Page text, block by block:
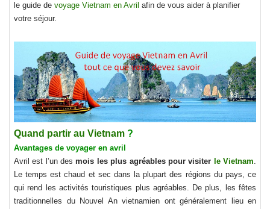
le guide de voyage Vietnam en Avril afin de vous aider à planifier
votre séjour.
Quand partir au Vietnam ?
Avantages de voyager en avril
Avril est l’un desmois les plus agréables pour visiter le Vietnam.
Le temps est chaud et sec dans la plupart des régions du pays, ce
qui rend les activités touristiques plus agréables. De plus, les fêtes
traditionnelles du Nouvel An vietnamien ont généralement lieu en